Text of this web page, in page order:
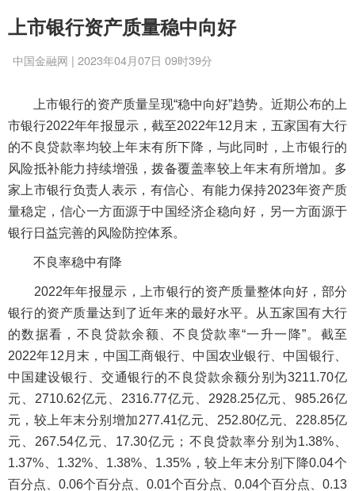
上市银行资产质量稳中向好
中国金融网 | 2023年04月07日 09时39分
上市银行的资产质量呈现“稳中向好”趋势。近期公布的上
市银行2022年年报显示，截至2022年12月末，五家国有大行
的不良贷款率均较上年末有所下降，与此同时，上市银行的
风险抵补能力持续增强，拨备覆盖率较上年末有所增加。多
家上市银行负责人表示，有信心、有能力保持2023年资产质
量稳定，信心一方面源于中国经济企稳向好，另一方面源于
银行日益完善的风险防控体系。
不良率稳中有降
2022年年报显示，上市银行的资产质量整体向好，部分
银行的资产质量达到了近年来的最好水平。从五家国有大行
的数据看，不良贷款余额、不良贷款率“一升一降”。截至
2022年12月末，中国工商银行、中国农业银行、中国银行、
中国建设银行、交通银行的不良贷款余额分别为3211.70亿
元、2710.62亿元、2316.77亿元、2928.25亿元、985.26亿
元，较上年末分别增加277.41亿元、252.80亿元、228.85亿
元、267.54亿元、17.30亿元；不良贷款率分别为1.38%、
1.37%、1.32%、1.38%、1.35%，较上年末分别下降0.04个
百分点、0.06个百分点、0.01个百分点、0.04个百分点、0.13